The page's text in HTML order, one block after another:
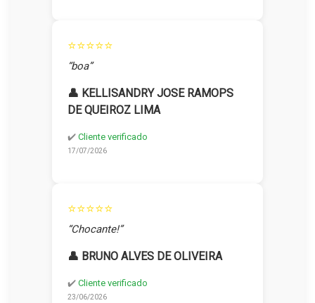
⭐⭐⭐⭐⭐
“boa”
👤 KELLISANDRY JOSE RAMOPS
DE QUEIROZ LIMA
✔️ Cliente verificado
17/07/2026
⭐⭐⭐⭐⭐
“Chocante!”
👤 BRUNO ALVES DE OLIVEIRA
✔️ Cliente verificado
23/06/2026